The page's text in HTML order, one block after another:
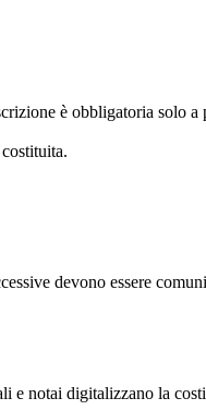
è obbligatoria solo
devono essere
e notai digitalizzano la